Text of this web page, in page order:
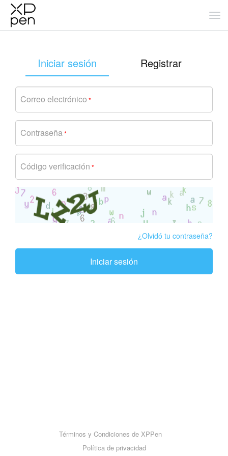
Iniciar sesión Registrar
Correo electrónico *
Contraseña*
Código verificación *
¿Olvidó tu contraseña?
Iniciar sesión
Términos y Condiciones de XPPen
Política de privacidad